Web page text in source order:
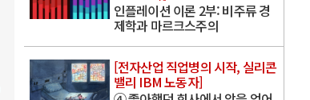
인플레이션 이론 2부: 비주류 경
제학과 마르크스주의
[전자산업 직업병의 시작, 실리콘
밸리 IBM 노동자]